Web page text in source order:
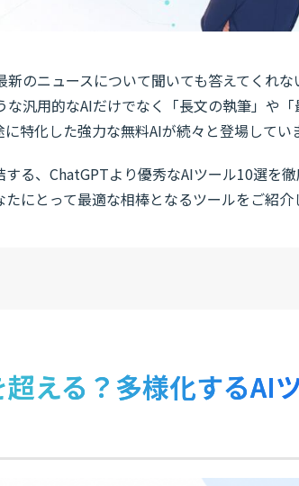
のニュースについて聞いても答えてくれな
汎用的なAIだけでなく「長文の執筆」や
特化した強力な無料AIが続々と登場してい
る、ChatGPTより優秀なAIツール10選を徹
にとって最適な相棒となるツールをご紹介
える？多様化するAI